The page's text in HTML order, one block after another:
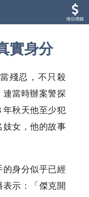
徵信價錢
實身分
殘忍，不只殺
連當時辦案警探
年秋天他至少犯
妓女，他的故事
身分似乎已經
示：「傑克開